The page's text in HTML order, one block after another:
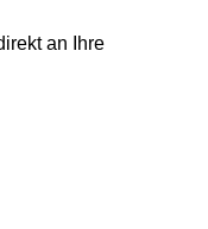
an Ihre